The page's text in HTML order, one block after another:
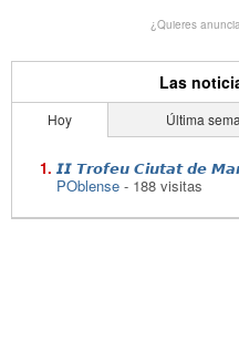
¿Quieres
Las
Hoy Última
𝙄𝙄 𝙏𝙧𝙤𝙛𝙚𝙪 𝘾𝙞𝙪𝙩𝙖𝙩 𝙙𝙚
POblense - 188 visitas